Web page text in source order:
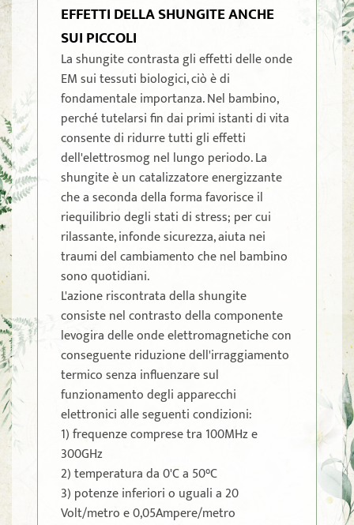
EFFETTI DELLA SHUNGITE ANCHE
SUI PICCOLI
La shungite contrasta gli effetti delle onde
EM sui tessuti biologici, ciò è di
fondamentale importanza. Nel bambino,
perché tutelarsi fin dai primi istanti di vita
consente di ridurre tutti gli effetti
dell'elettrosmog nel lungo periodo. La
shungite è un catalizzatore energizzante
che a seconda della forma favorisce il
riequilibrio degli stati di stress; per cui
rilassante, infonde sicurezza, aiuta nei
traumi del cambiamento che nel bambino
sono quotidiani.
L'azione riscontrata della shungite
consiste nel contrasto della componente
levogira delle onde elettromagnetiche con
conseguente riduzione dell'irraggiamento
termico senza influenzare sul
funzionamento degli apparecchi
elettronici alle seguenti condizioni:
1) frequenze comprese tra 100MHz e
300GHz
2) temperatura da 0'C a 50°C
3) potenze inferiori o uguali a 20
Volt/metro e 0,05Ampere/metro